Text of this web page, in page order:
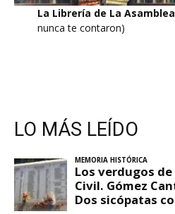
La Librería de La Asamblea
nunca te contaron)
LO MÁS LEÍDO